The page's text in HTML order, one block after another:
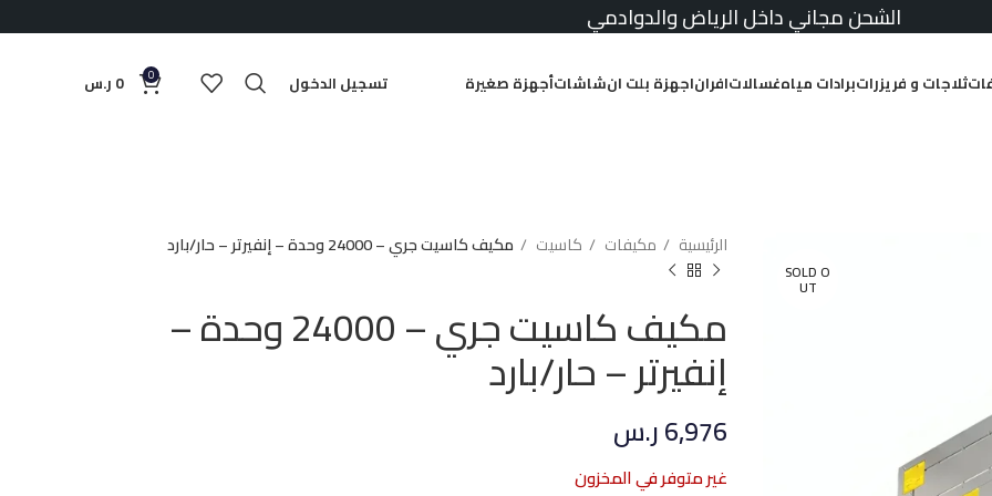
الشحن مجاني داخل الرياض والدوادمي
ثلاجات و فريزراتبرادات مياهغسالاتافراناجهزة بلت انشاشاتأجهزة صغيرة تسجيل الدخول 0
0 ر.س
SOLD O
UT
الرئيسية مكيفات كاسيت مكيف كاسيت جري – 24000 وحدة – إنفيرتر – حار/بارد
مكيف كاسيت جري – 24000 وحدة –
إنفيرتر – حار/بارد
6,976ر.س
غير متوفر في المخزون